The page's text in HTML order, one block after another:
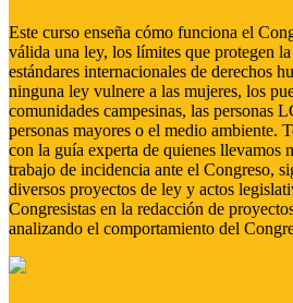
Este curso enseña cómo funciona el
válida una ley, los límites que protegen
estándares internacionales de derechos
ninguna ley vulnere a las mujeres, los
comunidades campesinas, las personas
personas mayores o el medio ambiente.
con la guía experta de quienes llevamos
trabajo de incidencia ante el Congreso,
diversos proyectos de ley y actos
Congresistas en la redacción de
analizando el comportamiento del